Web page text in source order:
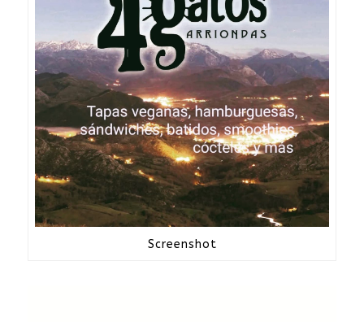
Screenshot